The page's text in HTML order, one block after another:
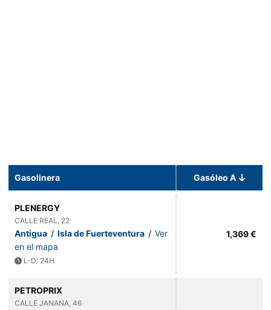
Gasolinera Gasóleo A
PLENERGY
CALLE REAL, 22
Antigua / Isla de Fuerteventura / Ver
en el mapa
L-D: 24H
1,369 €
PETROPRIX
CALLE JANANA, 46